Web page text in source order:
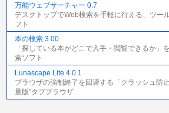
万能ウェブサーチャー 0.7
デスクトップでWeb検索を手軽に行える、ツー
フト
本の検索 3.00
「探している本がどこで入手・閲覧できるか」
索ソフト
Lunascape Lite 4.0.1
ブラウザの強制終了を回避する「クラッシュ防
量版”タブブラウザ